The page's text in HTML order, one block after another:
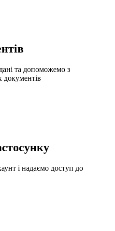
та допоможемо з
документів
і надаємо доступ до